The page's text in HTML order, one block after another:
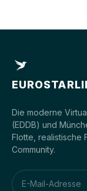
Die moderne
(EDDB) und
Flotte, realistische
Community.